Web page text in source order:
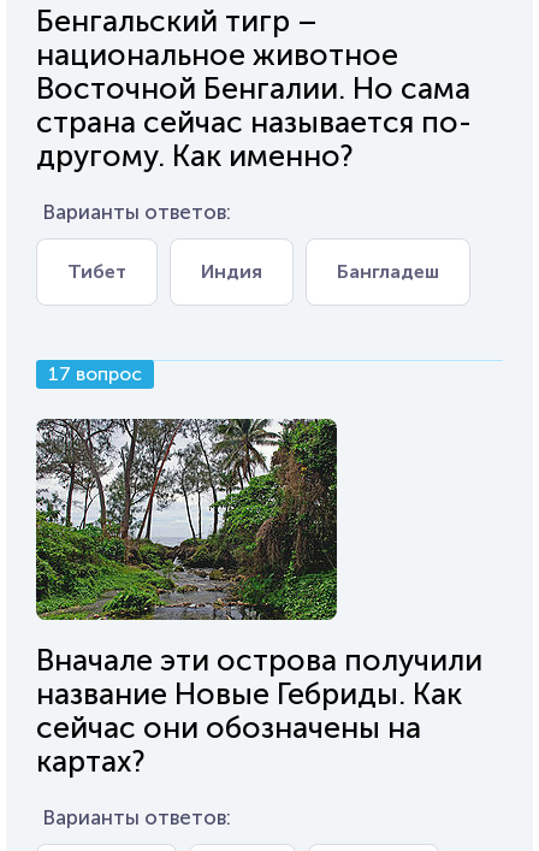
Бенгальский тигр –
национальное животное
Восточной Бенгалии. Но сама
страна сейчас называется по-
другому. Как именно?
Варианты ответов:
Тибет Индия Бангладеш
17 вопрос
Вначале эти острова получили
название Новые Гебриды. Как
сейчас они обозначены на
картах?
Варианты ответов: